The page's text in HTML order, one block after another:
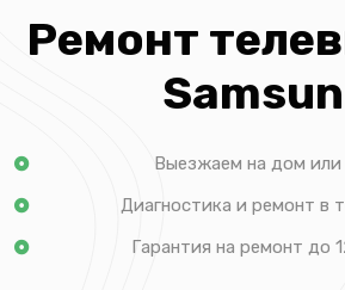
Ремонт
Выезжаем на дом
Диагностика и ремонт в
Гарантия на ремонт до